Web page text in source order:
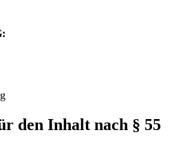
den Inhalt nach § 55